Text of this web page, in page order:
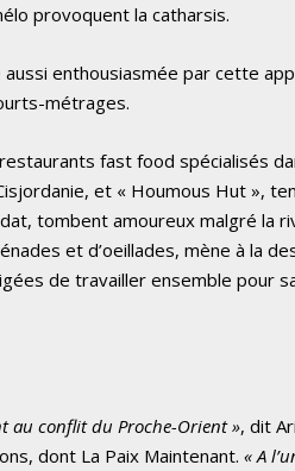
provoquent la catharsis.
aussi enthousiasmée par cette
métrages.
fast food spécialisés
et « Houmous Hut »,
tombent amoureux malgré la
et d’oeillades, mène à la
de travailler ensemble pour
au conflit du Proche-Orient », dit
dont La Paix Maintenant.« A